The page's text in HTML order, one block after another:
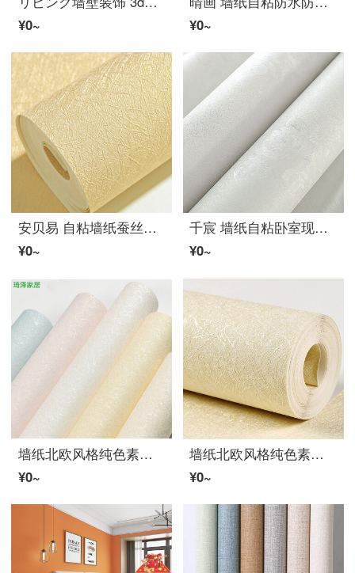
¥0~
¥0~
安贝易 自粘墙纸蚕丝柄带胶墙贴北欧风素色满铺学生宿舍卧室家具翻新贴纸桌面贴防水可擦 蚕丝米黄0.6*6m
¥0~
千宸 墙纸自粘卧室现代简约墙贴50米压纹欧式花贴纸背景墙壁100米墙纸温馨リビング防潮旧墙翻新贴 8218【米白玫瑰】 10米*60cm宽
¥0~
墙纸北欧风格纯色素色防水PVC米黄卧室リビング家用现代简约 必读:本款非自粘 仅墙纸
¥0~
墙纸北欧风格纯色素色防水PVC米黄卧室リビング家用现代简约 米黄色 GS52(升级超厚深压纹) ·无背胶 仅墙纸
¥0~